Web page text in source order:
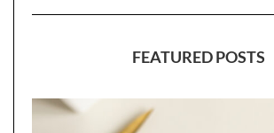
FEATURED POSTS